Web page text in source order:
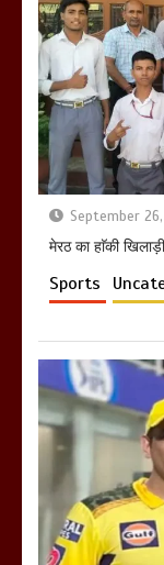
September
मेरठ का हाॅकी
Sports